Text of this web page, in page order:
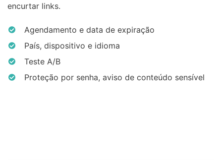
encurtar links.
Agendamento e data de expiração
País, dispositivo e idioma
Teste A/B
Proteção por senha, aviso de conteúdo sensível